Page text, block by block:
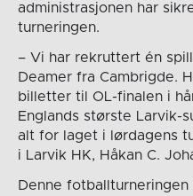
administrasjonen har
turneringen.
– Vi har rekruttert én
Deamer fra Cambrigde.
billetter til OL-finalen i
Englands største Larvik-
alt for laget i lørdagens
i Larvik HK, Håkan C.
Denne